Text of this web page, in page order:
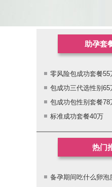
助孕套
零风险包成功套餐55
包成功三代选性别65
包成功包性别套餐78
标准成功套餐40万
热门
备孕期间吃什么卵泡